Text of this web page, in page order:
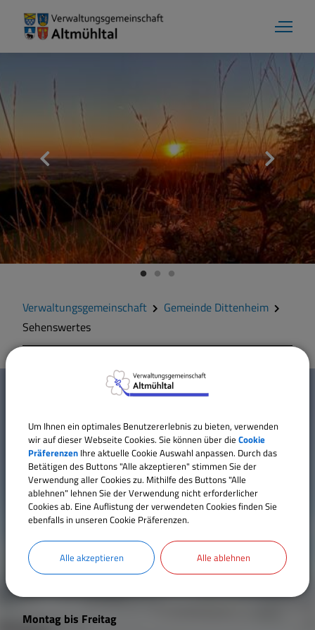
Aktuelles
Verwaltungsgemeinschaft
Gemeinde Alesheim
Markt Markt Berolzheim
Gemeinde Meinheim
Verwaltungsgemeinschaft
Gemeinde Dittenheim
Sehenswertes
c
h
t
g
e
L
Kontakt
Inhaltsverzeichnis
Impressum
Datenschutz
Erklärung zur Barrierefreiheit
Cookie Einstellungen
Montag bis Freitag
Um Ihnen ein optimales Benutzererlebnis zu bieten, verwenden
wir auf dieser Webseite Cookies. Sie können über die Cookie
Präferenzen Ihre aktuelle Cookie Auswahl anpassen. Durch das
Betätigen des Buttons "Alle akzeptieren" stimmen Sie der
Verwendung aller Cookies zu. Mithilfe des Buttons "Alle
ablehnen" lehnen Sie der Verwendung nicht erforderlicher
Cookies ab. Eine Auflistung der verwendeten Cookies finden Sie
ebenfalls in unseren Cookie Präferenzen.
Alle akzeptieren Alle ablehnen